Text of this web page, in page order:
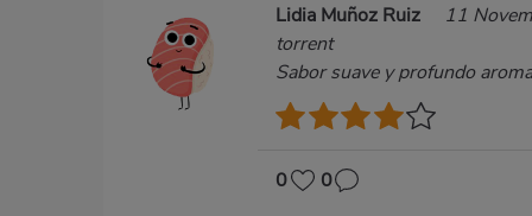
Lidia Muñoz Ruiz
11
torrent
Sabor suave y profundo aroma
0 0